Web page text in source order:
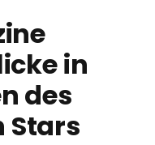
in
des
Stars